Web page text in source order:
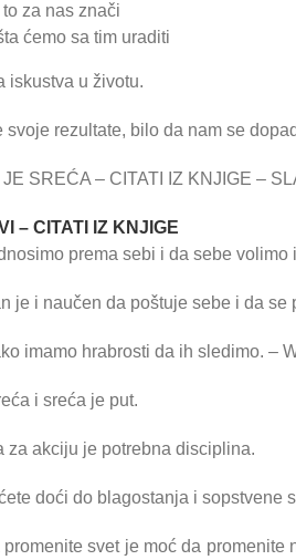
za nas znači
ćemo sa tim uraditi
iskustva u životu.
svoje rezultate, bilo da nam se
SREĆA – CITATI IZ KNJIGE –
– CITATI IZ KNJIGE
prema sebi i da sebe
je i naučen da poštuje sebe i da
imamo hrabrosti da ih sledimo. –
i sreća je put.
za akciju je potrebna disciplina.
doći do blagostanja i sopstvene
svet je moć da